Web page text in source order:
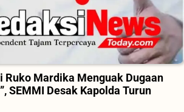
Ruko Mardika Menguak Dugaan
SEMMI Desak Kapolda Turun